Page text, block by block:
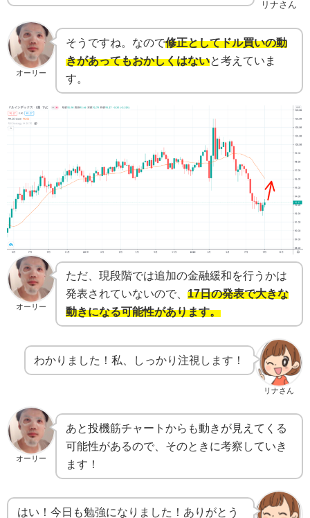
リナさん
オーリー
そうですね。なので修正としてドル買いの動
きがあってもおかしくはないと考えていま
す。
オーリー
ただ、現段階では追加の金融緩和を行うかは
発表されていないので、 17日の発表で大きな
動きになる可能性があります。
リナさん
わかりました！私、しっかり注視します！
オーリー
あと投機筋チャートからも動きが見えてくる
可能性があるので、そのときに考察していき
ます！
はい！今日も勉強になりました！ありがとう